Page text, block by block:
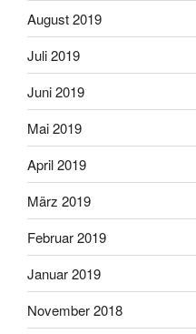
August 2019
Juli 2019
Juni 2019
Mai 2019
April 2019
März 2019
Februar 2019
Januar 2019
November 2018